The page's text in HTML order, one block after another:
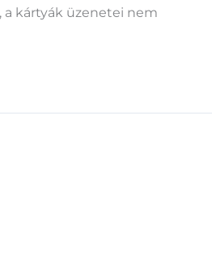
a kártyák üzenetei nem